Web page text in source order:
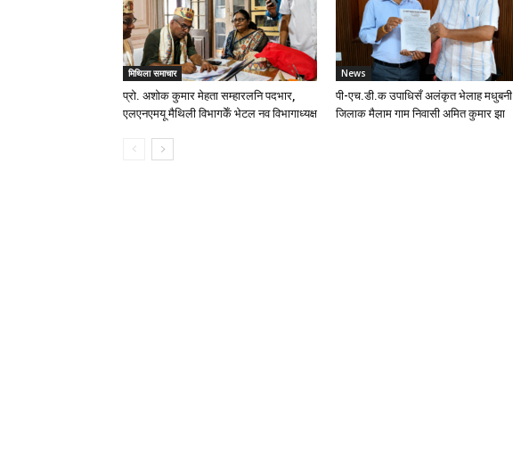
मिथिला समाचार
प्रो. अशोक कुमार मेहता सम्हारलनि पदभार,
एलएनएमयू मैथिली विभागकेँ भेटल नव विभागाध्यक्ष
News
पी-एच.डी.क उपाधिसँ अलंकृत भेलाह मधुबनी
जिलाक मैलाम गाम निवासी अमित कुमार झा